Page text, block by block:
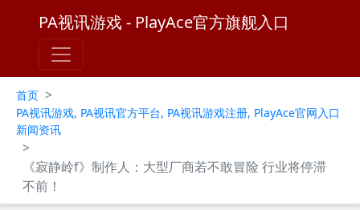
PA视讯游戏 - PlayAce官方旗舰入口
首页 >
PA视讯游戏, PA视讯官方平台, PA视讯游戏注册, PlayAce官网入口
新闻资讯
>
《寂静岭f》制作人：大型厂商若不敢冒险 行业将停滞
不前！